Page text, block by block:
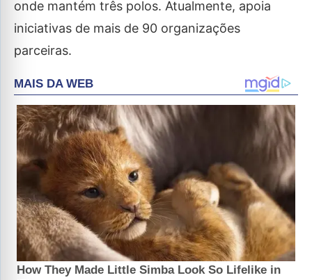
onde mantém três polos. Atualmente, apoia
iniciativas de mais de 90 organizações
parceiras.